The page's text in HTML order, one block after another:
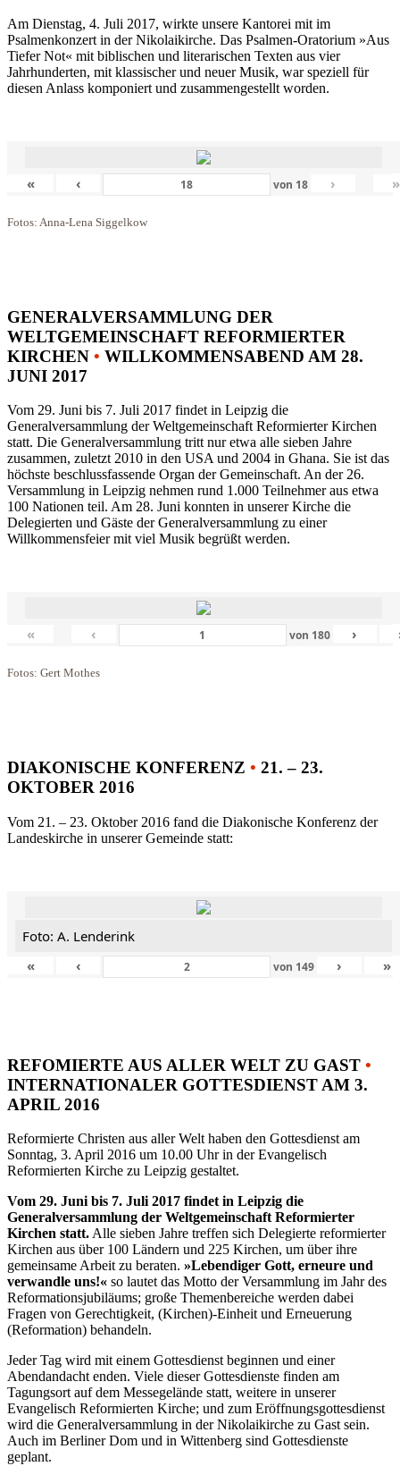
Am Dienstag, 4. Juli 2017, wirkte unsere Kantorei mit im
Psalmenkonzert in der Nikolaikirche. Das Psalmen-Oratorium »Aus
Tiefer Not« mit biblischen und literarischen Texten aus vier
Jahrhunderten, mit klassischer und neuer Musik, war speziell für
diesen Anlass komponiert und zusammengestellt worden.
« ‹ von 18 › »
Fotos: Anna-Lena Siggelkow
GENERALVERSAMMLUNG DER
WELTGEMEINSCHAFT REFORMIERTER
KIRCHEN • WILLKOMMENSABEND AM 28.
JUNI 2017
Vom 29. Juni bis 7. Juli 2017 findet in Leipzig die
Generalversammlung der Weltgemeinschaft Reformierter Kirchen
statt. Die Generalversammlung tritt nur etwa alle sieben Jahre
zusammen, zuletzt 2010 in den USA und 2004 in Ghana. Sie ist das
höchste beschlussfassende Organ der Gemeinschaft. An der 26.
Versammlung in Leipzig nehmen rund 1.000 Teilnehmer aus etwa
100 Nationen teil. Am 28. Juni konnten in unserer Kirche die
Delegierten und Gäste der Generalversammlung zu einer
Willkommensfeier mit viel Musik begrüßt werden.
« ‹ von 180 ›
Fotos: Gert Mothes
DIAKONISCHE KONFERENZ • 21. – 23.
OKTOBER 2016
Vom 21. – 23. Oktober 2016 fand die Diakonische Konferenz der
Landeskirche in unserer Gemeinde statt:
Foto: A. Lenderink
«
‹ von 149 › »
REFOMIERTE AUS ALLER WELT ZU GAST •
INTERNATIONALER GOTTESDIENST AM 3.
APRIL 2016
Reformierte Christen aus aller Welt haben den Gottesdienst am
Sonntag, 3. April 2016 um 10.00 Uhr in der Evangelisch
Reformierten Kirche zu Leipzig gestaltet.
Vom 29. Juni bis 7. Juli 2017 findet in Leipzig die
Generalversammlung der Weltgemeinschaft Reformierter
Kirchen statt.Alle sieben Jahre treffen sich Delegierte reformierter
Kirchen aus über 100 Ländern und 225 Kirchen, um über ihre
gemeinsame Arbeit zu beraten. »Lebendiger Gott, erneure und
verwandle uns!« so lautet das Motto der Versammlung im Jahr des
Reformationsjubiläums; große Themenbereiche werden dabei
Fragen von Gerechtigkeit, (Kirchen)-Einheit und Erneuerung
(Reformation) behandeln.
Jeder Tag wird mit einem Gottesdienst beginnen und einer
Abendandacht enden. Viele dieser Gottesdienste finden am
Tagungsort auf dem Messegelände statt, weitere in unserer
Evangelisch Reformierten Kirche; und zum Eröffnungsgottesdienst
wird die Generalversammlung in der Nikolaikirche zu Gast sein.
Auch im Berliner Dom und in Wittenberg sind Gottesdienste
geplant.